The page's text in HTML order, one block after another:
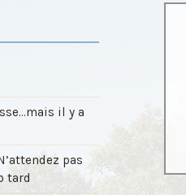
il y a
pas
tard